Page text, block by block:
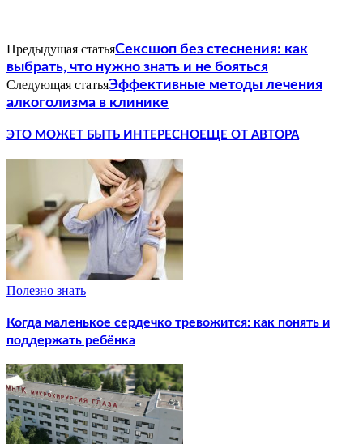
Предыдущая статьяСексшоп без стеснения: как
выбрать, что нужно знать и не бояться
Следующая статьяЭффективные методы лечения
алкоголизма в клинике
ЭТО МОЖЕТ БЫТЬ ИНТЕРЕСНО ЕЩЕ ОТ АВТОРА
Полезно знать
Когда маленькое сердечко тревожится: как понять и
поддержать ребёнка